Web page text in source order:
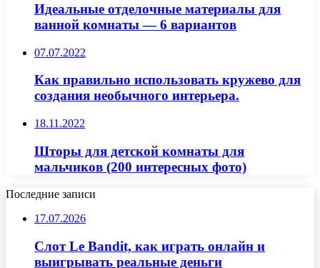
Идеальные отделочные материалы для
ванной комнаты — 6 вариантов
07.07.2022
Как правильно использовать кружево для
создания необычного интерьера.
18.11.2022
Шторы для детской комнаты для
мальчиков (200 интересных фото)
Последние записи
17.07.2026
Слот Le Bandit, как играть онлайн и
выигрывать реальные деньги